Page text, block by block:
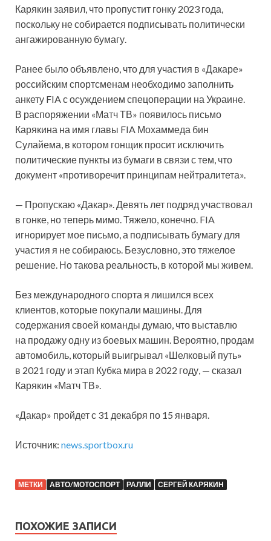
Карякин заявил, что пропустит гонку 2023 года,
поскольку не собирается подписывать политически
ангажированную бумагу.
Ранее было объявлено, что для участия в «Дакаре»
российским спортсменам необходимо заполнить
анкету FIA с осуждением спецоперации на Украине.
В распоряжении «Матч ТВ» появилось письмо
Карякина на имя главы FIA Мохаммеда бин
Сулайема, в котором гонщик просит исключить
политические пункты из бумаги в связи с тем, что
документ «противоречит принципам нейтралитета».
— Пропускаю «Дакар». Девять лет подряд участвовал
в гонке, но теперь мимо. Тяжело, конечно. FIA
игнорирует мое письмо, а подписывать бумагу для
участия я не собираюсь. Безусловно, это тяжелое
решение. Но такова реальность, в которой мы живем.
Без международного спорта я лишился всех
клиентов, которые покупали машины. Для
содержания своей команды думаю, что выставлю
на продажу одну из боевых машин. Вероятно, продам
автомобиль, который выигрывал «Шелковый путь»
в 2021 году и этап Кубка мира в 2022 году, — сказал
Карякин «Матч ТВ».
«Дакар» пройдет с 31 декабря по 15 января.
Источник: news.sportbox.ru
МЕТКИ АВТО/МОТОСПОРТ РАЛЛИ СЕРГЕЙ КАРЯКИН
ПОХОЖИЕ ЗАПИСИ